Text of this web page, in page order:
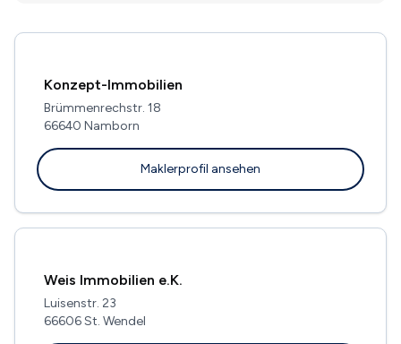
Konzept-Immobilien
Brümmenrechstr. 18
66640 Namborn
Maklerprofil ansehen
Weis Immobilien e.K.
Luisenstr. 23
66606 St. Wendel